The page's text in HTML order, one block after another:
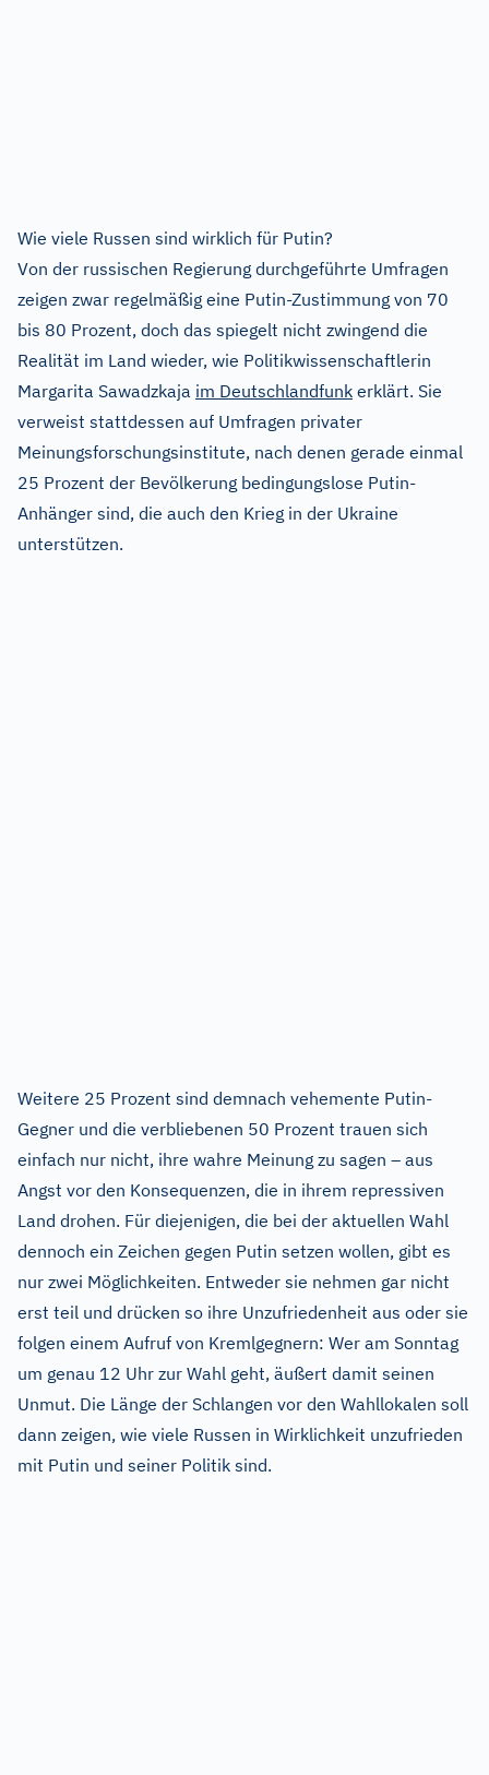
Wie viele Russen sind wirklich für Putin?
Von der russischen Regierung durchgeführte Umfragen
zeigen zwar regelmäßig eine Putin-Zustimmung von 70
bis 80 Prozent, doch das spiegelt nicht zwingend die
Realität im Land wieder, wie Politikwissenschaftlerin
Margarita Sawadzkaja im Deutschlandfunk erklärt. Sie
verweist stattdessen auf Umfragen privater
Meinungsforschungsinstitute, nach denen gerade einmal
25 Prozent der Bevölkerung bedingungslose Putin-
Anhänger sind, die auch den Krieg in der Ukraine
unterstützen.
Weitere 25 Prozent sind demnach vehemente Putin-
Gegner und die verbliebenen 50 Prozent trauen sich
einfach nur nicht, ihre wahre Meinung zu sagen – aus
Angst vor den Konsequenzen, die in ihrem repressiven
Land drohen. Für diejenigen, die bei der aktuellen Wahl
dennoch ein Zeichen gegen Putin setzen wollen, gibt es
nur zwei Möglichkeiten. Entweder sie nehmen gar nicht
erst teil und drücken so ihre Unzufriedenheit aus oder sie
folgen einem Aufruf von Kremlgegnern: Wer am Sonntag
um genau 12 Uhr zur Wahl geht, äußert damit seinen
Unmut. Die Länge der Schlangen vor den Wahllokalen soll
dann zeigen, wie viele Russen in Wirklichkeit unzufrieden
mit Putin und seiner Politik sind.